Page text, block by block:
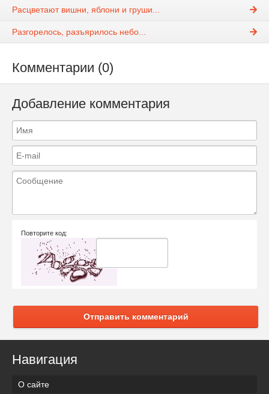
Расцветают вишни, яблони и груши...
Разгорелось, разъярилось небо...
Комментарии (0)
Добавление комментария
Повторите код:
Отправить комментарий
Навигация
О сайте